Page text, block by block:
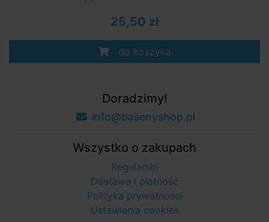
25,50 zł
do koszyka
Doradzimy!
info@basenyshop.pl
Wszystko o zakupach
Regulamin
Dostawa i płatność
Polityka prywatności
Ustawienia cookies